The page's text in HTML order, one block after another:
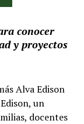
conocer
y proyectos
Alva Edison
un
docentes